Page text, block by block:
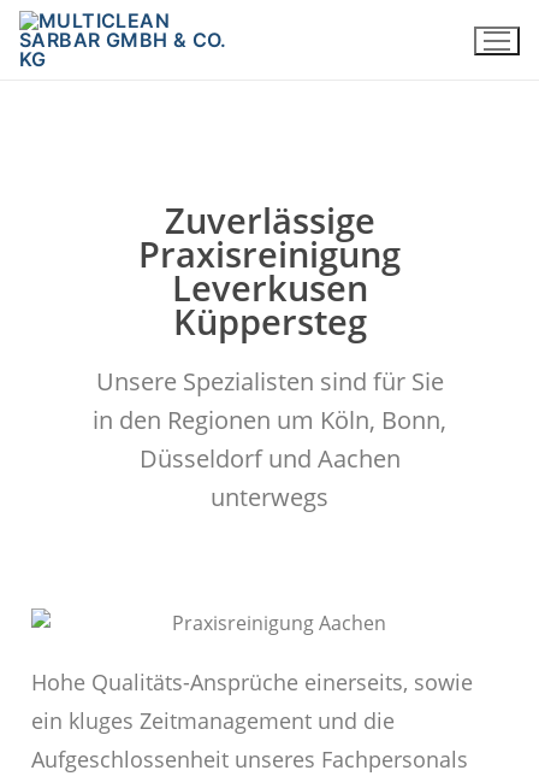
Zuverlässige
Praxisreinigung
Leverkusen
Küppersteg
Unsere Spezialisten sind für Sie
in den Regionen um Köln, Bonn,
Düsseldorf und Aachen
unterwegs
Hohe Qualitäts-Ansprüche einerseits, sowie
ein kluges Zeitmanagement und die
Aufgeschlossenheit unseres Fachpersonals